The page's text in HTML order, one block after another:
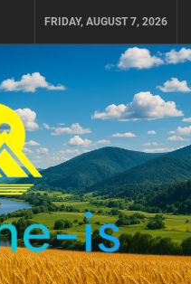
FRIDAY, AUGUST 7, 2026